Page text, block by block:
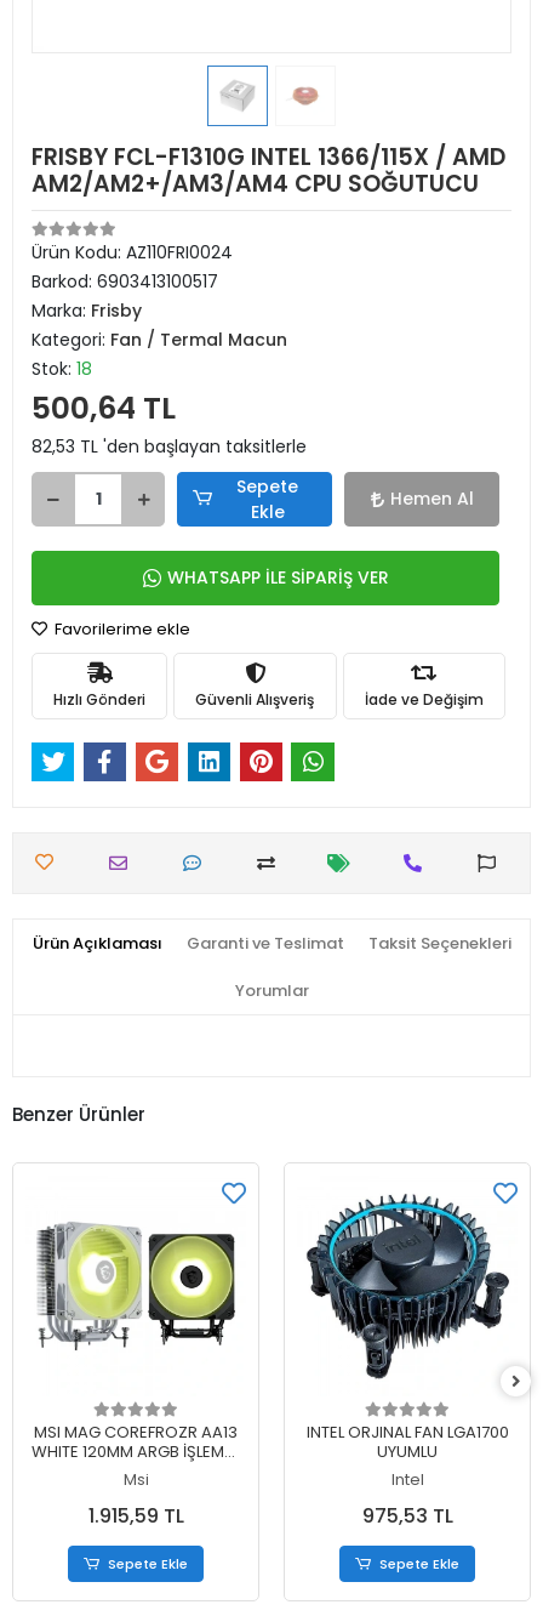
FRISBY FCL-F1310G INTEL 1366/115X / AMD
AM2/AM2+/AM3/AM4 CPU SOĞUTUCU
Ürün Kodu: AZ110FRI0024
Barkod: 6903413100517
Marka: Frisby
Kategori: Fan / Termal Macun
Stok: 18
500,64 TL
82,53 TL 'den başlayan taksitlerle
Sepete
Ekle
Hemen Al
WHATSAPP İLE SİPARİŞ VER
Favorilerime ekle
Hızlı Gönderi Güvenli Alışveriş İade ve Değişim
Ürün Açıklaması Garanti ve Teslimat Taksit Seçenekleri
Yorumlar
Benzer Ürünler
Sepete Ekle
MSI MAG COREFROZR AA13
WHITE 120MM ARGB İŞLEMCİ
HAVA SOĞUTUCU
Msi
1.915,59 TL
Sepete Ekle
Sepete Ekle
INTEL ORJINAL FAN LGA1700
UYUMLU
Intel
975,53 TL
Sepete Ekle